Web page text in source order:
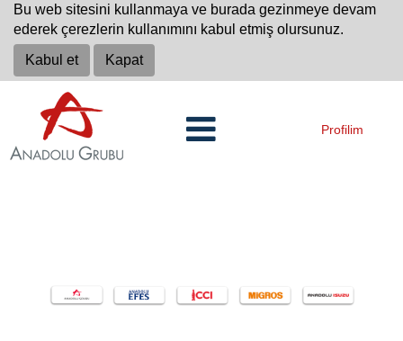
Bu web sitesini kullanmaya ve burada gezinmeye devam
ederek çerezlerin kullanımını kabul etmiş olursunuz.
Kabul et
Kapat
Profilim